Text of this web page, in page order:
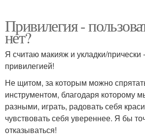
Привилегия -
нет?
Я считаю макияж и укладки/
привилегией!
Не щитом, за которым можно
инструментом, благодаря которому
разными, играть, радовать себя
чувствовать себя увереннее. Я бы
отказываться!